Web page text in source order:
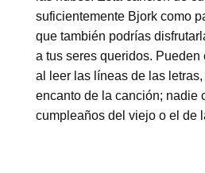
suficientemente Bjork como
que también podrías
a tus seres queridos.
al leer las líneas de las letras,
encanto de la canción; nadie
cumpleaños del viejo o el de